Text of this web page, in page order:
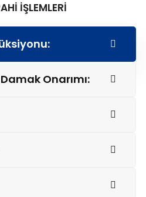
İŞLEMLERİ
Onarımı: